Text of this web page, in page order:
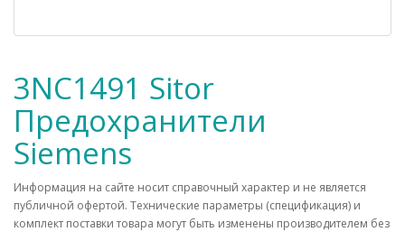
3NC1491 Sitor
Предохранители
Siemens
Информация на сайте носит справочный характер и не является
публичной офертой. Технические параметры (спецификация) и
комплект поставки товара могут быть изменены производителем без